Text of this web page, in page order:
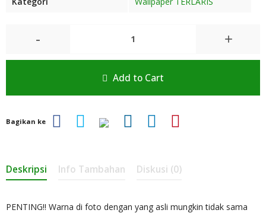
- +
Add to Cart
Bagikan ke
Deskripsi Info Tambahan Diskusi (0)
PENTING!! Warna di foto dengan yang asli mungkin tidak sama